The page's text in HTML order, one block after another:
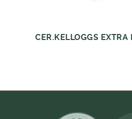
CER.KELLOGGS EXTRA